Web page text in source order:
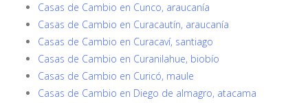
Casas de Cambio en Cunco, araucanía
Casas de Cambio en Curacautín, araucanía
Casas de Cambio en Curacaví, santiago
Casas de Cambio en Curanilahue, biobío
Casas de Cambio en Curicó, maule
Casas de Cambio en Diego de almagro, atacama